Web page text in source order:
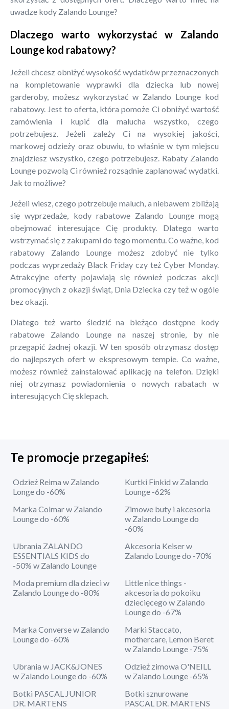
uwadze kody Zalando Lounge?
Dlaczego warto wykorzystać w Zalando
Lounge kod rabatowy?
Jeżeli chcesz obniżyć wysokość wydatków przeznaczonych
na kompletowanie wyprawki dla dziecka lub nowej
garderoby, możesz wykorzystać w Zalando Lounge kod
rabatowy. Jest to oferta, która pomoże Ci obniżyć wartość
zamówienia i kupić dla malucha wszystko, czego
potrzebujesz. Jeżeli zależy Ci na wysokiej jakości,
markowej odzieży oraz obuwiu, to właśnie w tym miejscu
znajdziesz wszystko, czego potrzebujesz. Rabaty Zalando
Lounge pozwolą Ci również rozsądnie zaplanować wydatki.
Jak to możliwe?
Jeżeli wiesz, czego potrzebuje maluch, a niebawem zbliżają
się wyprzedaże, kody rabatowe Zalando Lounge mogą
obejmować interesujące Cię produkty. Dlatego warto
wstrzymać się z zakupami do tego momentu. Co ważne, kod
rabatowy Zalando Lounge możesz zdobyć nie tylko
podczas wyprzedaży Black Friday czy też Cyber Monday.
Atrakcyjne oferty pojawiają się również podczas akcji
promocyjnych z okazji świąt, Dnia Dziecka czy też w ogóle
bez okazji.
Dlatego też warto śledzić na bieżąco dostępne kody
rabatowe Zalando Lounge na naszej stronie, by nie
przegapić żadnej okazji. W ten sposób otrzymasz dostęp
do najlepszych ofert w ekspresowym tempie. Co ważne,
możesz również zainstalować aplikację na telefon. Dzięki
niej otrzymasz powiadomienia o nowych rabatach w
interesujących Cię sklepach.
Te promocje przegapiłeś:
Odzież Reima w Zalando
Longe do -60%
Kurtki Finkid w Zalando
Lounge -62%
Marka Colmar w Zalando
Lounge do -60%
Zimowe buty i akcesoria
w Zalando Lounge do
-60%
Ubrania ZALANDO
ESSENTIALS KIDS do
-50% w Zalando Lounge
Akcesoria Keiser w
Zalando Lounge do -70%
Moda premium dla dzieci w
Zalando Lounge do -80%
Little nice things -
akcesoria do pokoiku
dziecięcego w Zalando
Lounge do -67%
Marka Converse w Zalando
Lounge do -60%
Marki Staccato,
mothercare, Lemon Beret
w Zalando Lounge -75%
Ubrania w JACK&JONES
w Zalando Lounge do -60%
Odzież zimowa O'NEILL
w Zalando Lounge -65%
Botki PASCAL JUNIOR
DR. MARTENS
Botki sznurowane
PASCAL DR. MARTENS